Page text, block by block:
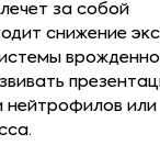
за собой
снижение
нейтрофилов или